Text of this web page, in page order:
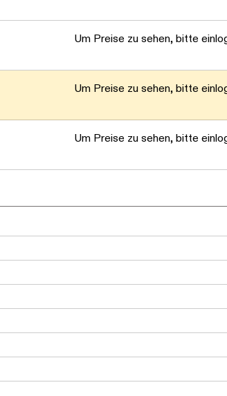
Um Preise zu sehen, bitte
Um Preise zu sehen, bitte
Um Preise zu sehen, bitte